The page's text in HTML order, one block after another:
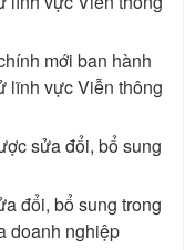
mới ban hành
lĩnh vực Viễn thông
sửa đổi, bổ sung
đổi, bổ sung trong
doanh nghiệp